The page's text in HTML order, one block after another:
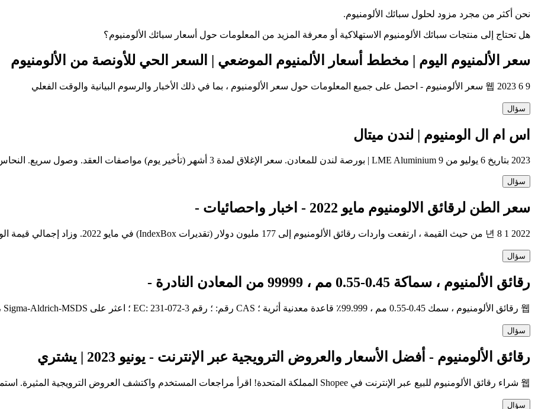
نحن أكثر من مجرد مزود لحلول سبائك الألومنيوم.
هل تحتاج إلى منتجات سبائك الألومنيوم الاستهلاكية أو معرفة المزيد من المعلومات حول أسعار سبائك الألومنيوم؟
سعر الألمنيوم اليوم | مخطط أسعار الألمنيوم الموضعي | السعر الحي للأونصة من الألومنيوم
웹 2023 6 9 سعر الألومنيوم - احصل على جميع المعلومات حول سعر الألومنيوم ، بما في ذلك الأخبار والرسوم البيانية والوقت الفعلي
سؤال
اس ام ال الومنيوم | لندن ميتال
2023 بتاريخ 6 يوليو من 9 LME Aluminium | بورصة لندن للمعادن. سعر الإغلاق لمدة 3 أشهر (تأخير يوم) مواصفات العقد. وصول سريع. النحاس LME سبائك الألومنيوم LME الزنك LME.
سؤال
سعر الطن لرقائق الالومنيوم مايو 2022 - اخبار واحصائيات -
2022 년 8 1 من حيث القيمة ، ارتفعت واردات رقائق الألومنيوم إلى 177 مليون دولار (تقديرات IndexBox) في مايو 2022. وزاد إجمالي قيمة الواردات بمتوسط ​​معدل شهري + 9.1٪ خلال
سؤال
رقائق الألمنيوم ، سماكة 0.45-0.55 مم ، 99999 من المعادن النادرة -
웹 رقائق الألومنيوم ، سمك 0.45-0.55 مم ، 99.999٪ قاعدة معدنية أثرية ؛ CAS رقم: ؛ رقم EC: 231-072-3 ؛ اعثر على Sigma-Aldrich-MSDS ، مراجعة الأقران ذات الصلة
سؤال
رقائق الألومنيوم - أفضل الأسعار والعروض الترويجية عبر الإنترنت - يونيو 2023 | يشتري
웹 شراء رقائق الألومنيوم للبيع عبر الإنترنت في Shopee المملكة المتحدة! اقرأ مراجعات المستخدم واكتشف العروض الترويجية المثيرة. استمتع بأسعار رائعة على رقائق الألومنيوم وغيرها
سؤال